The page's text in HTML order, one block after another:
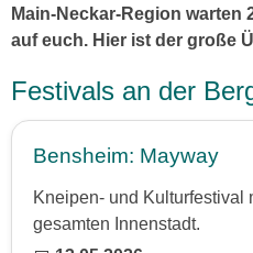
Main-Neckar-Region warten
auf euch. Hier ist der große
Festivals an der
Bensheim: Mayway
Kneipen- und Kulturfestival
gesamten Innenstadt.